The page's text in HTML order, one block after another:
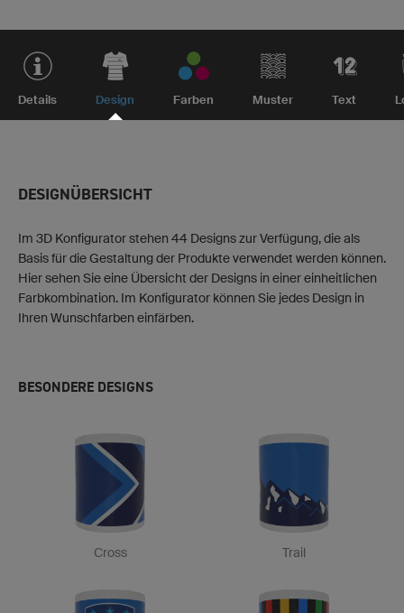
Details Design Farben Muster Text
DESIGNÜBERSICHT
Im 3D Konfigurator stehen 44 Designs zur Verfügung, die als
Basis für die Gestaltung der Produkte verwendet werden können.
Hier sehen Sie eine Übersicht der Designs in einer einheitlichen
Farbkombination. Im Konfigurator können Sie jedes Design in
Ihren Wunschfarben einfärben.
BESONDERE DESIGNS
Cross Trail